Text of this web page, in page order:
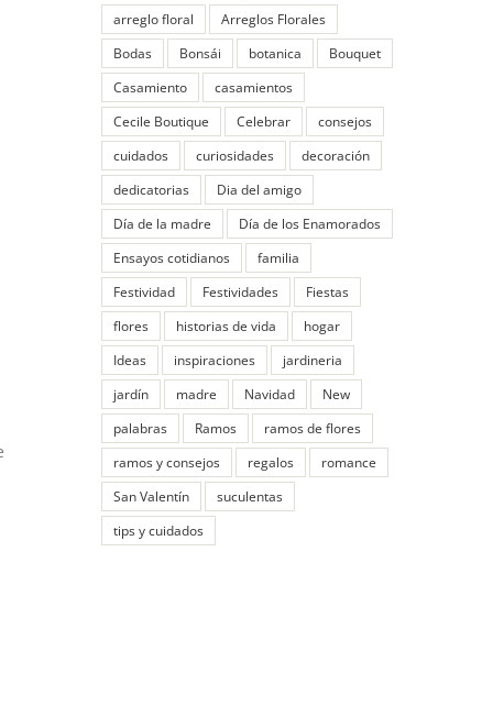
arreglo floral
Arreglos Florales
Bodas
Bonsái botanica
Bouquet
Casamiento
casamientos
Cecile Boutique
Celebrar
consejos
cuidados
curiosidades
decoración
dedicatorias
Dia del amigo
Día de la madre
Día de los Enamorados
Ensayos cotidianos
familia
Festividad
Festividades
Fiestas
flores
historias de vida
hogar
Ideas
inspiraciones
jardineria
jardín
madre Navidad
New
palabras
Ramos
ramos de flores
ramos y consejos
regalos
romance
San Valentín
suculentas
tips y cuidados